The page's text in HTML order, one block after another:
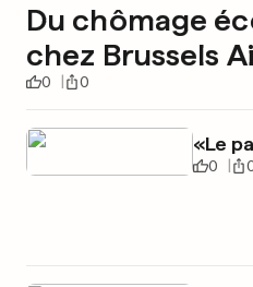
Du chômage
chez Brussels
0 0
«Le
0